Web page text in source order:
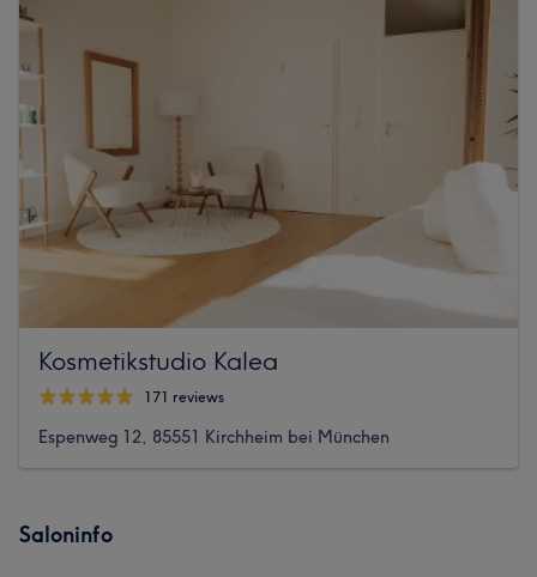
Kosmetikstudio Kalea
171 reviews
Espenweg 12, 85551 Kirchheim bei München
Saloninfo